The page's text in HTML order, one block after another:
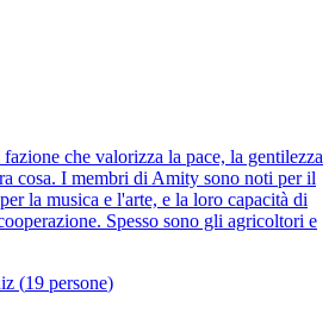
che valorizza la pace, la gentilezza
cosa. I membri di Amity sono noti per il
la musica e l'arte, e la loro capacità di
Spesso sono gli agricoltori e
(19 persone)